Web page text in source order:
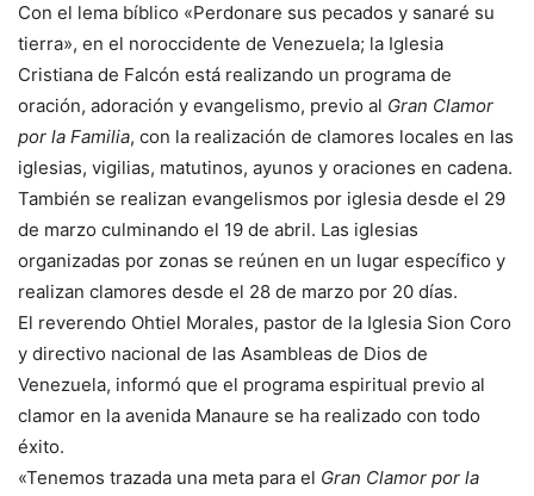
Con el lema bíblico «Perdonare sus pecados y sanaré su
tierra», en el noroccidente de Venezuela; la Iglesia
Cristiana de Falcón está realizando un programa de
oración, adoración y evangelismo, previo al Gran Clamor
por la Familia, con la realización de clamores locales en las
iglesias, vigilias, matutinos, ayunos y oraciones en cadena.
También se realizan evangelismos por iglesia desde el 29
de marzo culminando el 19 de abril. Las iglesias
organizadas por zonas se reúnen en un lugar específico y
realizan clamores desde el 28 de marzo por 20 días.
El reverendo Ohtiel Morales, pastor de la Iglesia Sion Coro
y directivo nacional de las Asambleas de Dios de
Venezuela, informó que el programa espiritual previo al
clamor en la avenida Manaure se ha realizado con todo
éxito.
«Tenemos trazada una meta para el Gran Clamor por la